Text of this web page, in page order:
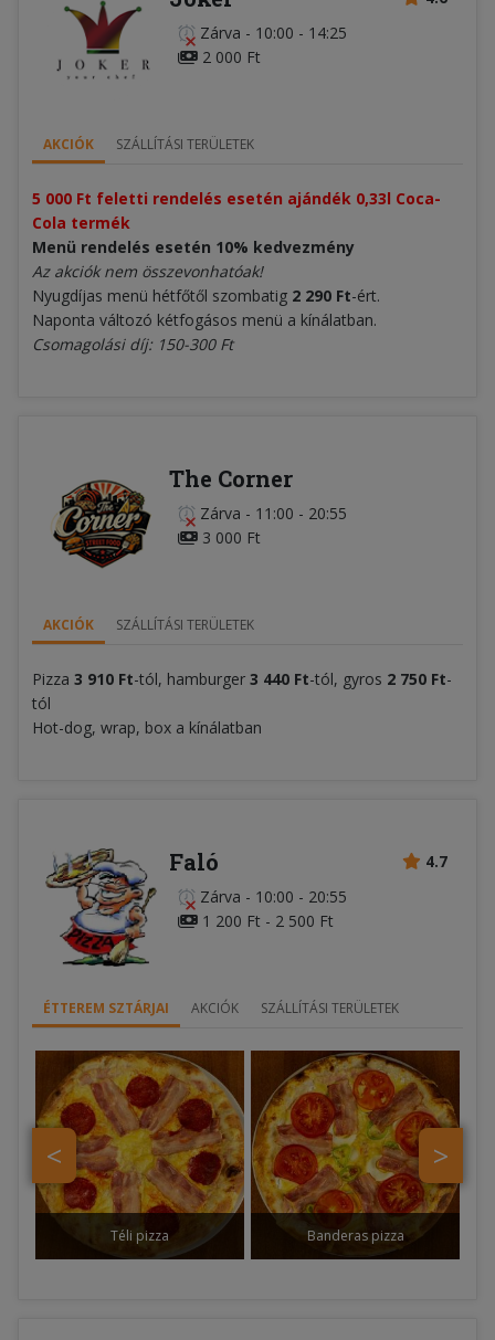
Zárva - 10:00 - 14:25
2 000 Ft
AKCIÓK SZÁLLÍTÁSI TERÜLETEK
5 000 Ft feletti rendelés esetén ajándék 0,33l Coca-
Cola termék
Menü rendelés esetén 10% kedvezmény
Az akciók nem összevonhatóak!
Nyugdíjas menü hétfőtől szombatig 2 290 Ft-ért.
Naponta változó kétfogásos menü a kínálatban.
Csomagolási díj: 150-300 Ft
The Corner
Zárva - 11:00 - 20:55
3 000 Ft
AKCIÓK SZÁLLÍTÁSI TERÜLETEK
Pizza 3 910 Ft-tól, hamburger 3 440 Ft-tól, gyros 2 750 Ft-
tól
Hot-dog, wrap, box a kínálatban
4.7
Faló
Zárva - 10:00 - 20:55
1 200 Ft - 2 500 Ft
ÉTTEREM SZTÁRJAI AKCIÓK SZÁLLÍTÁSI TERÜLETEK
>
<
Téli pizza Banderas pizza